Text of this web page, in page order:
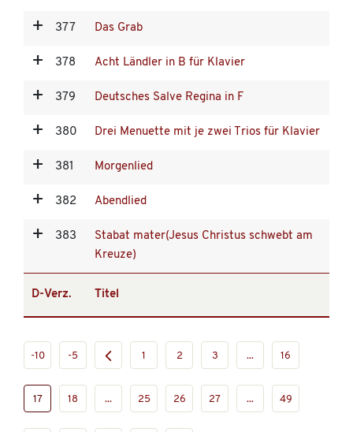
377 Das Grab
378 Acht Ländler in B für Klavier
379 Deutsches Salve Regina in F
380 Drei Menuette mit je zwei Trios für Klavier
381 Morgenlied
382 Abendlied
383
Stabat mater(Jesus Christus schwebt am
Kreuze)
D-Verz. Titel
-10 -5 1 2 3 ... 16
17 18 ... 25 26 27 ... 49